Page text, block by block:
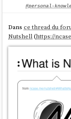
J'ai ensuite effectué
« fragment »
je n'ai rien trouvé
J'ai posté le message
advantage of the
Version française :
Il y a quelques
#personal-
Dansce thread du
Nutshell(https://